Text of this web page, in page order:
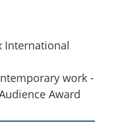
International
work -
Award